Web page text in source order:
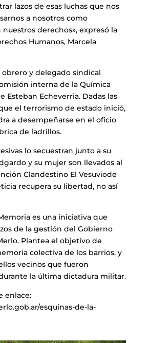
lazos de esas luchas que nos
a nosotros como
derechos», expresó la
Humanos, Marcela
y delegado sindical
interna de la Química
Esteban Echeverria. Dadas las
el terrorismo de estado inició,
a desempeñarse en el oficio
de ladrillos.
lo secuestran junto a su
y su mujer son llevados al
Clandestino El Vesuviode
recupera su libertad, no así
es una iniciativa que
de la gestión del Gobierno
Plantea el objetivo de
colectiva de los barrios, y
vecinos que fueron
la última dictadura militar.
enlace:
esquinas-de-la-